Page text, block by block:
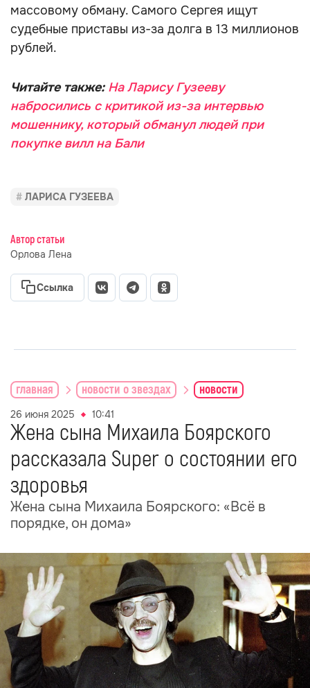
массовому обману. Самого Сергея ищут
судебные приставы из-за долга в 13 миллионов
рублей.
Читайте также: На Ларису Гузееву
набросились с критикой из-за интервью
мошеннику, который обманул людей при
покупке вилл на Бали
ЛАРИСА ГУЗЕЕВА
Автор статьи
Орлова Лена
Ссылка
главная новости о звездах новости
26 июня 2025 10:41
Жена сына Михаила Боярского
рассказала Super о состоянии его
здоровья
Жена сына Михаила Боярского: «Всё в
порядке, он дома»